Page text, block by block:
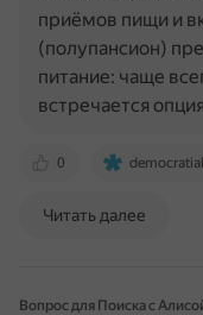
0
приёмов пищи и
(полупансион)
питание: чаще
встречается
Читать далее
Вопрос для Поиска с